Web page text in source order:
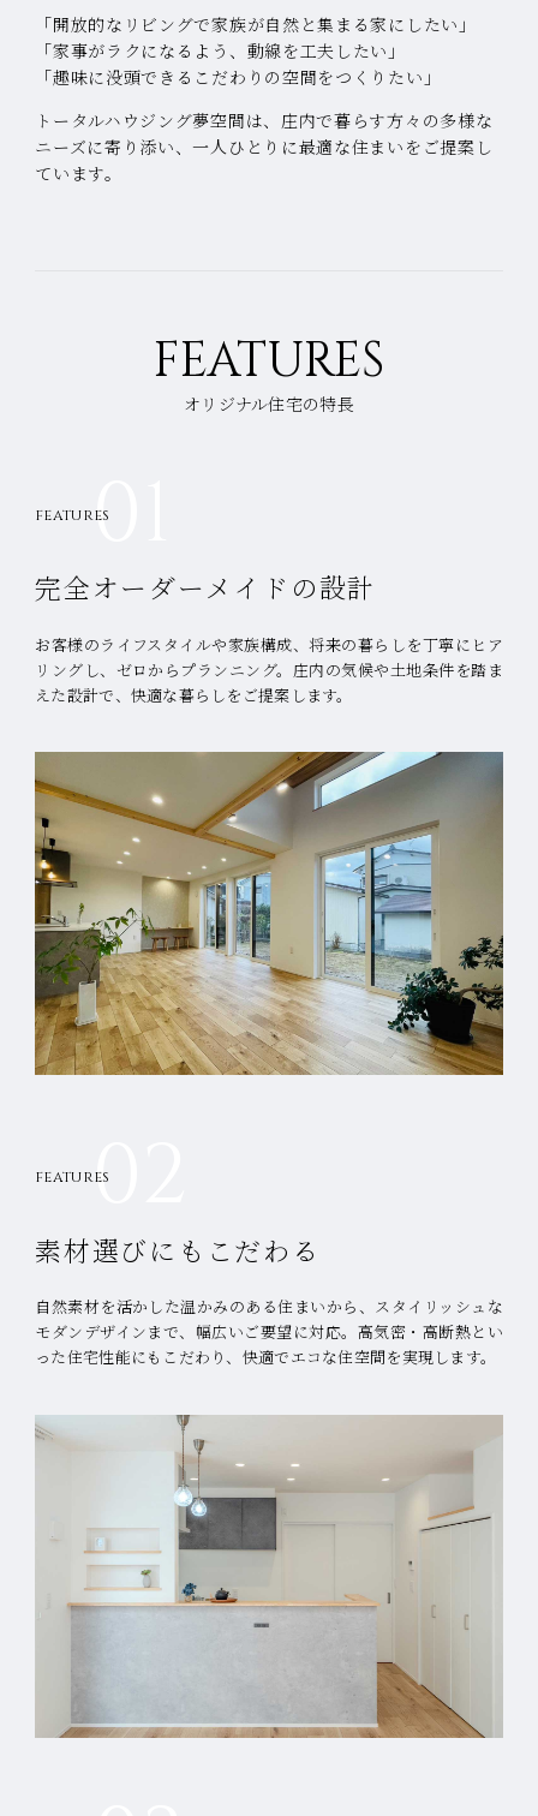
「開放的なリビングで家族が自然と集まる家にしたい」
「家事がラクになるよう、動線を工夫したい」
「趣味に没頭できるこだわりの空間をつくりたい」
トータルハウジング夢空間は、庄内で暮らす方々の多様な
ニーズに寄り添い、一人ひとりに最適な住まいをご提案し
ています。
FEATURES
オリジナル住宅の特長
FEATURES
01
完全オーダーメイドの設計
お客様のライフスタイルや家族構成、将来の暮らしを丁寧にヒア
リングし、ゼロからプランニング。 庄内の気候や土地条件を踏ま
えた設計で、快適な暮らしをご提案します。
FEATURES02
素材選びにもこだわる
自然素材を活かした温かみのある住まいから、スタイリッシュな
モダンデザインまで、幅広いご要望に対応。 高気密・高断熱とい
った住宅性能にもこだわり、快適でエコな住空間を実現します。